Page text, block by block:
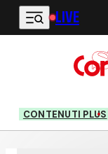
Vai al contenuto
LIVE
CONTENUTI PLUS